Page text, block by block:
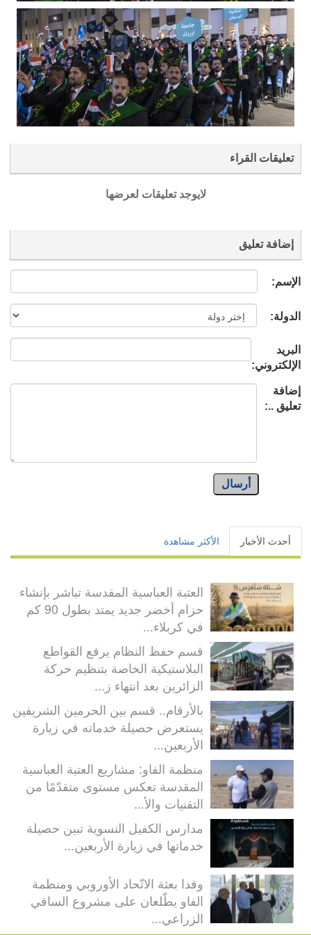
تعليقات القراء
لايوجد تعليقات لعرضها
إضافة تعليق
الإسم:
الدولة:
البريد
الإلكتروني:
إضافة
تعليق ..:
أرسال
أحدث الأخبار الأكثر مشاهدة
العتبة العباسية المقدسة تباشر بإنشاء
حزام أخضر جديد يمتد بطول 90 كم
في كربلاء...
قسم حفظ النظام يرفع القواطع
البلاستيكية الخاصة بتنظيم حركة
الزائرين بعد انتهاء ز...
بالأرقام.. قسم بين الحرمين الشريفين
يستعرض حصيلة خدماته في زيارة
الأربعين...
منظمة الفاو: مشاريع العتبة العباسية
المقدسة تعكس مستوى متقدّمًا من
التقنيات والأ...
مدارس الكفيل النسوية تبين حصيلة
خدماتها في زيارة الأربعين...
وفدا بعثة الاتّحاد الأوروبي ومنظمة
الفاو يطّلعان على مشروع الساقي
الزراعي...